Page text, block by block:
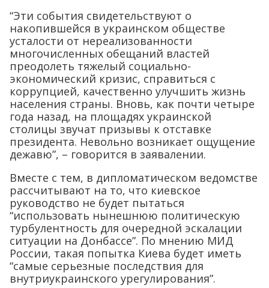
“Эти события свидетельствуют о
накопившейся в украинском обществе
усталости от нереализованности
многочисленных обещаний властей
преодолеть тяжелый социально-
экономический кризис, справиться с
коррупцией, качественно улучшить жизнь
населения страны. Вновь, как почти четыре
года назад, на площадях украинской
столицы звучат призывы к отставке
президента. Невольно возникает ощущение
дежавю”, – говорится в заявалении.
Вместе с тем, в дипломатическом ведомстве
рассчитывают на то, что киевское
руководство не будет пытаться
“использовать нынешнюю политическую
турбулентность для очередной эскалации
ситуации на Донбассе”. По мнению МИД
России, такая попытка Киева будет иметь
“самые серьезные последствия для
внутриукраинского урегулирования”.